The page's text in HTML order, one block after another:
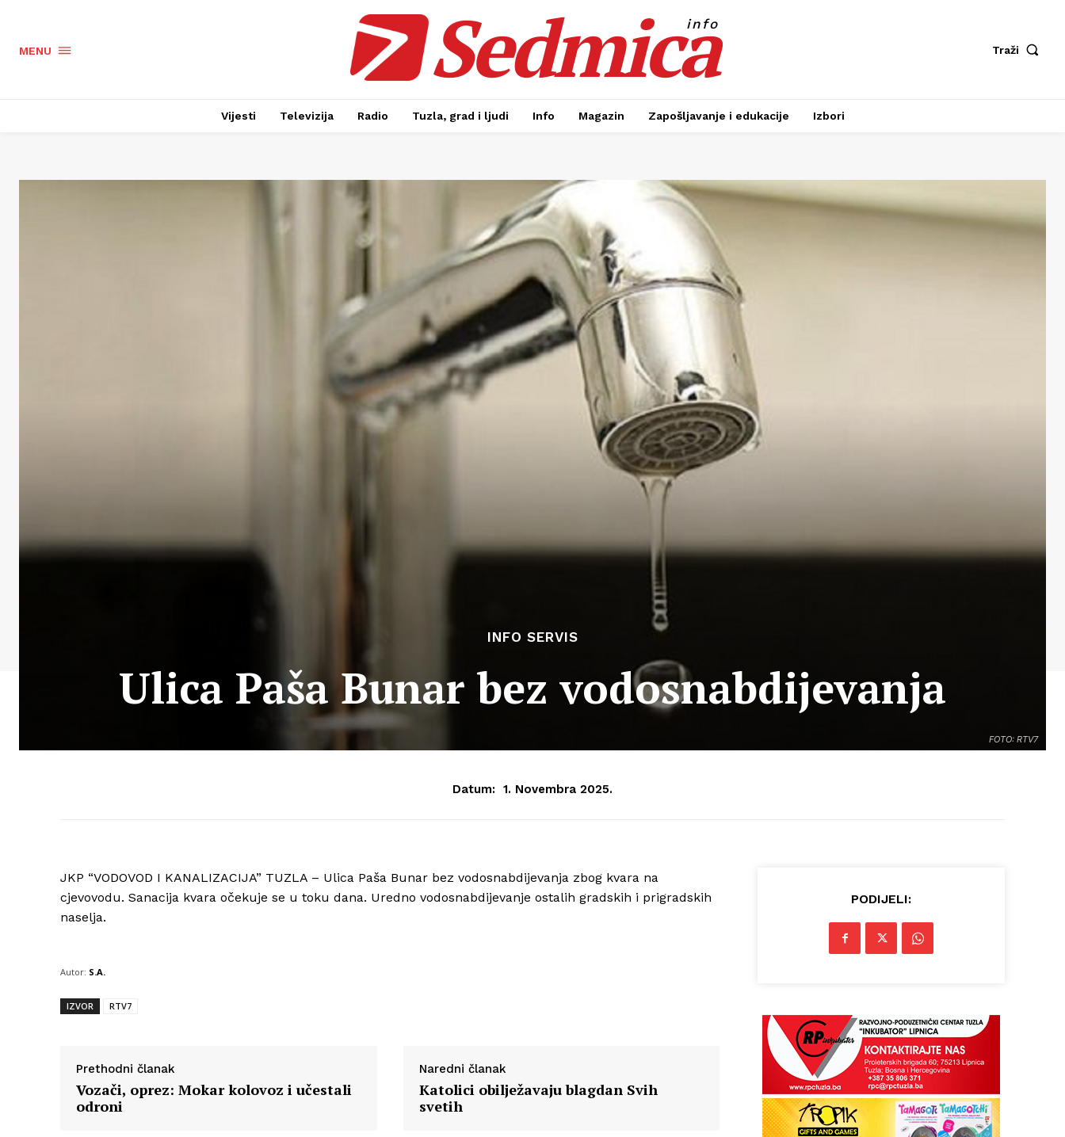
Impressum
MENU Sedmica
info
Traži
Vijesti Televizija Radio Tuzla, grad i ljudi Info Magazin Zapošljavanje i edukacije Izbori
FOTO: RTV7
INFO SERVIS
Ulica Paša Bunar bez vodosnabdijevanja
Datum: 1. Novembra 2025.
JKP “VODOVOD I KANALIZACIJA” TUZLA – Ulica Paša Bunar bez vodosnabdijevanja zbog kvara na
cjevovodu. Sanacija kvara očekuje se u toku dana. Uredno vodosnabdijevanje ostalih gradskih i prigradskih
naselja.
Autor: S.A.
IZVOR RTV7
Prethodni članak
Vozači, oprez: Mokar kolovoz i učestali
odroni
Naredni članak
Katolici obilježavaju blagdan Svih
svetih
PODIJELI: